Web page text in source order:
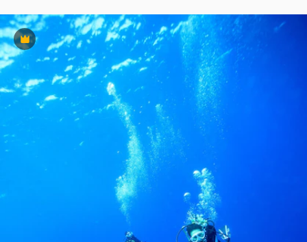
Premium